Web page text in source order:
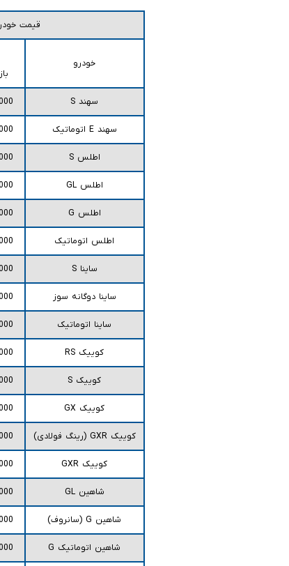
قیمت
خودرو
سهند S
سهند E اتوماتیک
اطلس S
اطلس GL
اطلس G
اطلس اتوماتیک
ساینا S
ساینا دوگانه سوز
ساینا اتوماتیک
کوییک RS
کوییک S
کوییک GX
کوییک GXR (رینگ فولادی)
کوییک GXR
شاهین GL
شاهین G (سانروف)
شاهین اتوماتیک G